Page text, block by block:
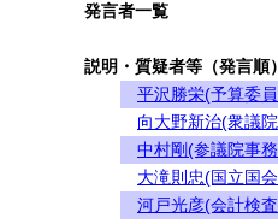
発言者一覧
説明・質疑者等（発言順
平沢勝栄(予算委
向大野新治(衆議
中村剛(参議院事
大滝則忠(国立国
河戸光彦(会計検